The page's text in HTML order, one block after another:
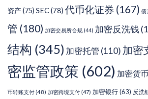
资产(75) SEC(78) 代币化证券 (167) 债
管 (180) 加密交易所合规 (44) 加密反洗钱
结构 (345) 加密托管 (110) 加密
密监管政策 (602) 加密货
币转账支付 (48) 加密跨境支付 (47) 加密银行(63) 反洗